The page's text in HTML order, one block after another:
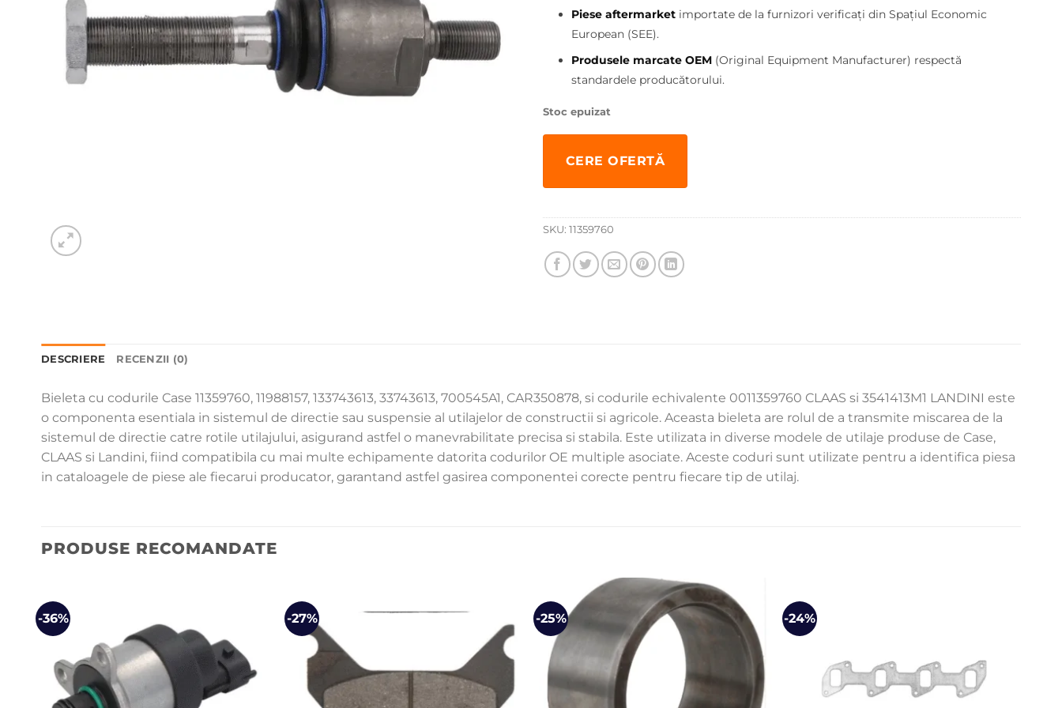
200,00 lei.
Piese aftermarket importate de la furnizori verificați din Spațiul Economic
European (SEE).
Produsele marcate OEM (Original Equipment Manufacturer) respectă
standardele producătorului.
Stoc epuizat
CERE OFERTĂ
SKU: 11359760
DESCRIERE RECENZII (0)
Bieleta cu codurile Case 11359760, 11988157, 133743613, 33743613, 700545A1, CAR350878, si codurile echivalente 0011359760 CLAAS si 3541413M1 LANDINI este
o componenta esentiala in sistemul de directie sau suspensie al utilajelor de constructii si agricole. Aceasta bieleta are rolul de a transmite miscarea de la
sistemul de directie catre rotile utilajului, asigurand astfel o manevrabilitate precisa si stabila. Este utilizata in diverse modele de utilaje produse de Case,
CLAAS si Landini, fiind compatibila cu mai multe echipamente datorita codurilor OE multiple asociate. Aceste coduri sunt utilizate pentru a identifica piesa
in cataloagele de piese ale fiecarui producator, garantand astfel gasirea componentei corecte pentru fiecare tip de utilaj.
PRODUSE RECOMANDATE
-36% -27% -25% -24%